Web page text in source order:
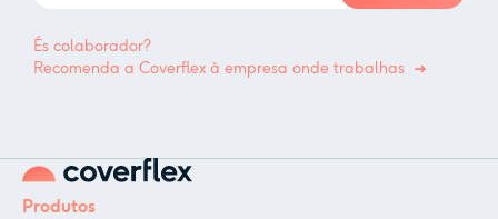
És colaborador?
Recomenda a Coverflex à empresa onde trabalhas
Produtos